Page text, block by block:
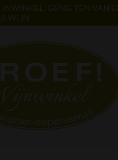
GENIETEN VAN
WIJN